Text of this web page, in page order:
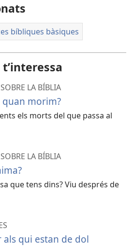
bíbliques bàsiques
LA BÍBLIA
quan morim?
els morts del que passa al
LA BÍBLIA
que tens dins? Viu després de
als qui estan de dol